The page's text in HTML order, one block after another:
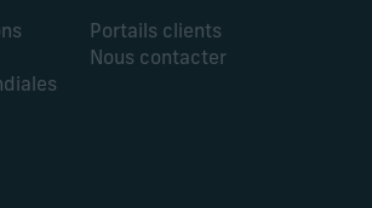
Portails clients
Nous contacter